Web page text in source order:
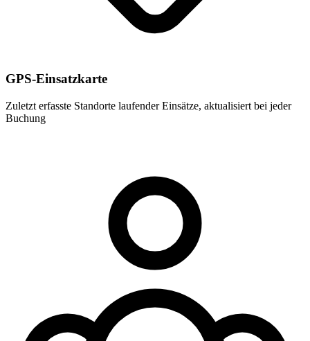
GPS-Einsatzkarte
Zuletzt erfasste Standorte laufender Einsätze, aktualisiert bei jeder
Buchung